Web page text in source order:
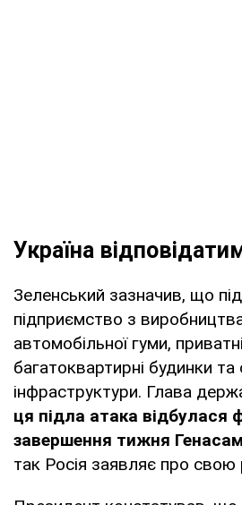
Україна
Зеленський зазначив, що
підприємство з
автомобільної гуми,
багатоквартирні будинки та
інфраструктури. Глава
ця підла атака відбулася
завершення тижня
так Росія заявляє про свою